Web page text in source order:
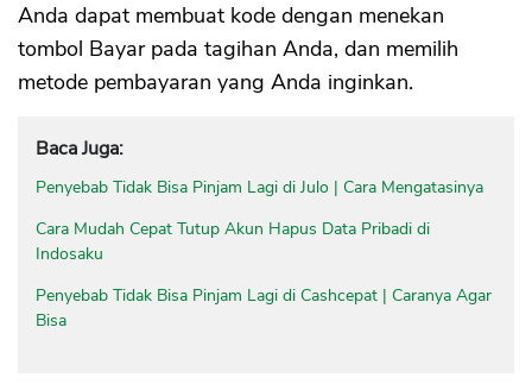
Anda dapat membuat kode dengan menekan
tombol Bayar pada tagihan Anda, dan memilih
metode pembayaran yang Anda inginkan.
Baca Juga:
Penyebab Tidak Bisa Pinjam Lagi di Julo | Cara Mengatasinya
Cara Mudah Cepat Tutup Akun Hapus Data Pribadi di
Indosaku
Penyebab Tidak Bisa Pinjam Lagi di Cashcepat | Caranya Agar
Bisa